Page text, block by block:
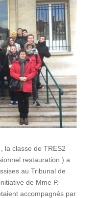
la classe de TRES2
restauration ) a
au Tribunal de
de Mme P.
accompagnés par